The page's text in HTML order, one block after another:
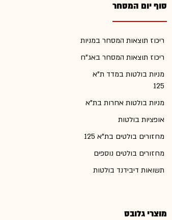
סוף יום המסחר
ריכוז תוצאות המסחר במניות
ריכוז תוצאות המסחר באג"ח
מניות בולטות במדד ת"א
125
מניות בולטות אחרות בת"א
אופציות בולטות
מחזורים בולטים בת"א 125
מחזורים בולטים נוספים
תשואות דיבידנד בולטות
מוצרי גלובס